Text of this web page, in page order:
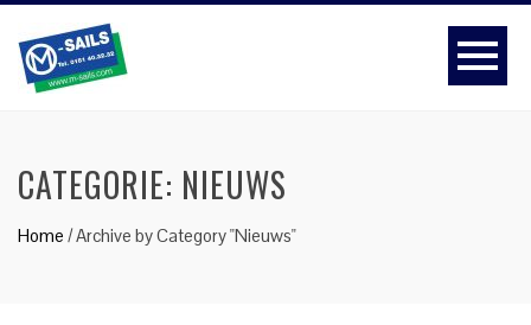
CATEGORIE: NIEUWS
Home /Archive by Category "Nieuws"